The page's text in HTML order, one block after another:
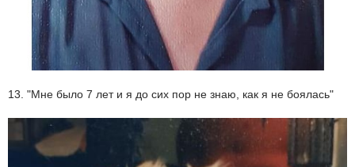
13. "Мне было 7 лет и я до сих пор не знаю, как я не боялась"